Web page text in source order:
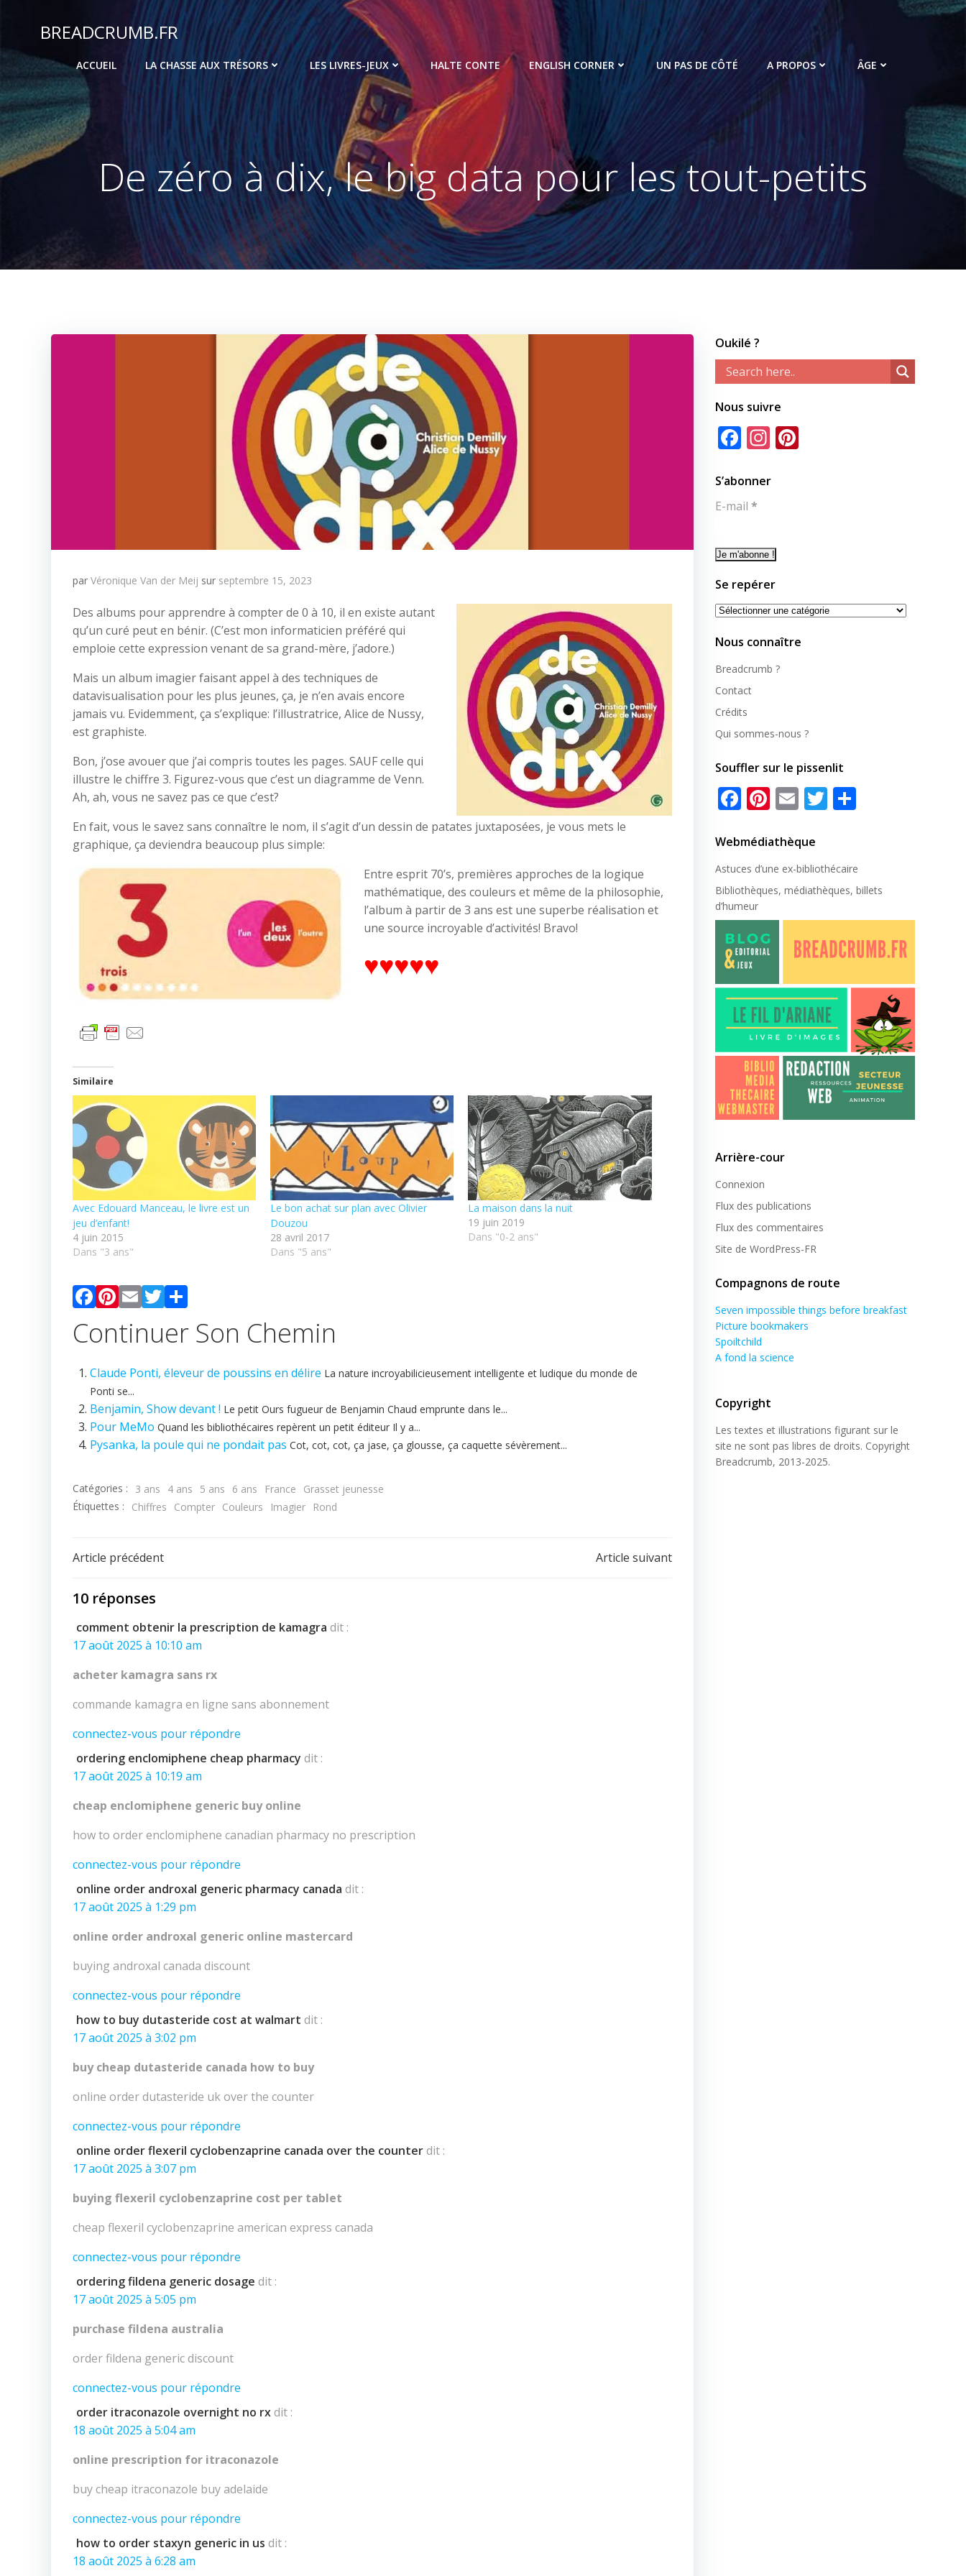
contenuBREADCRUMB.FR
ACCUEIL LA CHASSE AUX TRÉSORS LES LIVRES-JEUX HALTE CONTE ENGLISH CORNER UN PAS DE CÔTÉ A PROPOS ÂGE
De zéro à dix, le big data pour les tout-petits
par Véronique Van der Meij sur septembre 15, 2023
Des albums pour apprendre à compter de 0 à 10, il en existe autant
qu’un curé peut en bénir. (C’est mon informaticien préféré qui
emploie cette expression venant de sa grand-mère, j’adore.)
Mais un album imagier faisant appel à des techniques de
datavisualisation pour les plus jeunes, ça, je n’en avais encore
jamais vu. Evidemment, ça s’explique: l’illustratrice, Alice de Nussy,
est graphiste.
Bon, j’ose avouer que j’ai compris toutes les pages. SAUF celle qui
illustre le chiffre 3. Figurez-vous que c’est un diagramme de Venn.
Ah, ah, vous ne savez pas ce que c’est?
En fait, vous le savez sans connaître le nom, il s’agit d’un dessin de patates juxtaposées, je vous mets le
graphique, ça deviendra beaucoup plus simple:
Entre esprit 70’s, premières approches de la logique
mathématique, des couleurs et même de la philosophie,
l’album à partir de 3 ans est une superbe réalisation et
une source incroyable d’activités! Bravo!
♥♥♥♥♥
Similaire
Avec Edouard Manceau, le livre est un
jeu d’enfant!
4 juin 2015
Dans "3 ans"
Le bon achat sur plan avec Olivier
Douzou
28 avril 2017
Dans "5 ans"
La maison dans la nuit
19 juin 2019
Dans "0-2 ans"
Facebook
Pinterest
EmailTwitter
Continuer Son Chemin
Claude Ponti, éleveur de poussins en délire La nature incroyabilicieusement intelligente et ludique du monde de
Ponti se...
Benjamin, Show devant ! Le petit Ours fugueur de Benjamin Chaud emprunte dans le...
Pour MeMo Quand les bibliothécaires repèrent un petit éditeur Il y a...
Pysanka, la poule qui ne pondait pas Cot, cot, cot, ça jase, ça glousse, ça caquette sévèrement...
Catégories : 3 ans 4 ans 5 ans 6 ans France
Grasset jeunesse
Étiquettes :
Chiffres Compter Couleurs Imagier Rond
Navigation
de
l’article
Article précédent Article suivant
10 réponses
comment obtenir la prescription de kamagra dit :
17 août 2025 à 10:10 am
acheter kamagra sans rx
commande kamagra en ligne sans abonnement
connectez-vous pour répondre
ordering enclomiphene cheap pharmacy dit :
17 août 2025 à 10:19 am
cheap enclomiphene generic buy online
how to order enclomiphene canadian pharmacy no prescription
connectez-vous pour répondre
online order androxal generic pharmacy canada dit :
17 août 2025 à 1:29 pm
online order androxal generic online mastercard
buying androxal canada discount
connectez-vous pour répondre
how to buy dutasteride cost at walmart dit :
17 août 2025 à 3:02 pm
buy cheap dutasteride canada how to buy
online order dutasteride uk over the counter
connectez-vous pour répondre
online order flexeril cyclobenzaprine canada over the counterdit :
17 août 2025 à 3:07 pm
buying flexeril cyclobenzaprine cost per tablet
cheap flexeril cyclobenzaprine american express canada
connectez-vous pour répondre
ordering fildena generic dosage dit :
17 août 2025 à 5:05 pm
purchase fildena australia
order fildena generic discount
connectez-vous pour répondre
order itraconazole overnight no rxdit :
18 août 2025 à 5:04 am
online prescription for itraconazole
buy cheap itraconazole buy adelaide
connectez-vous pour répondre
how to order staxyn generic in us dit :
18 août 2025 à 6:28 am
Oukilé ?
Nous suivre
Facebook
Instagram
S’abonner
E-mail *
Se repérer
Se
Nous connaître
Breadcrumb ?
Contact
Crédits
Qui sommes-nous ?
Souffler sur le pissenlit
Facebook
Pinterest
EmailTwitter
Webmédiathèque
Astuces d’une ex-bibliothécaire
Bibliothèques, médiathèques, billets
d’humeur
Arrière-cour
Connexion
Flux des publications
Flux des commentaires
Site de WordPress-FR
Compagnons de route
Seven impossible things before breakfast
Picture bookmakers
Spoiltchild
A fond la science
Copyright
Les textes et illustrations figurant sur le
site ne sont pas libres de droits. Copyright
Breadcrumb, 2013-2025.